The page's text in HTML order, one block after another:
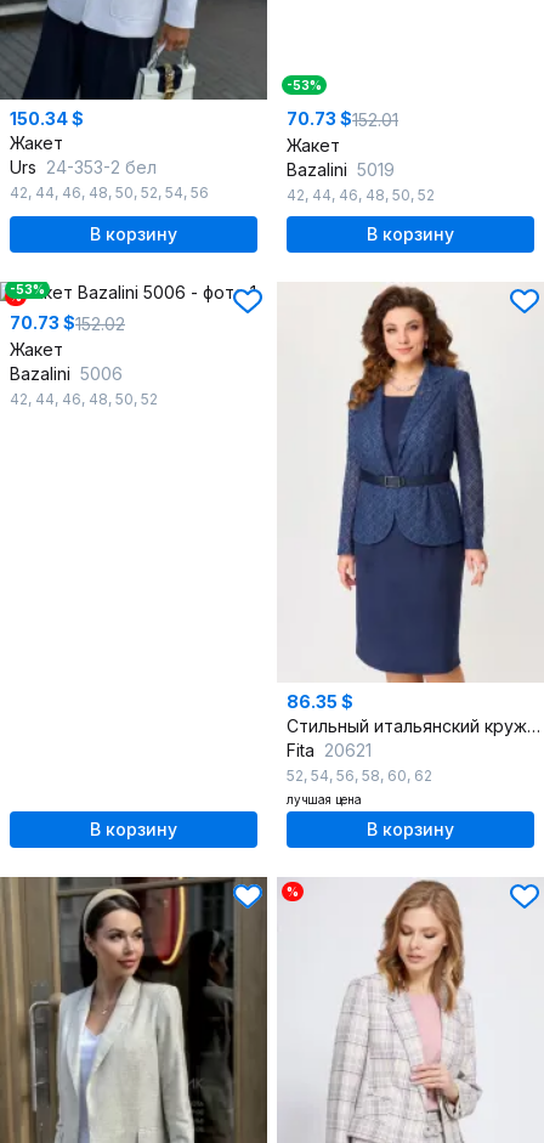
150.34 $
Жакет
Urs 24-353-2 бел
42, 44, 46, 48, 50, 52, 54, 56
В корзину
-53%
70.73 $152.01
Жакет
Bazalini 5019
42, 44, 46, 48, 50, 52
В корзину
%
-53%
70.73 $152.02
Жакет
Bazalini 5006
42, 44, 46, 48, 50, 52
В корзину
86.35 $
Стильный итальянский кружевной жакет без подкладки, ремень
Fita 20621
52, 54, 56, 58, 60, 62
лучшая цена
В корзину
%